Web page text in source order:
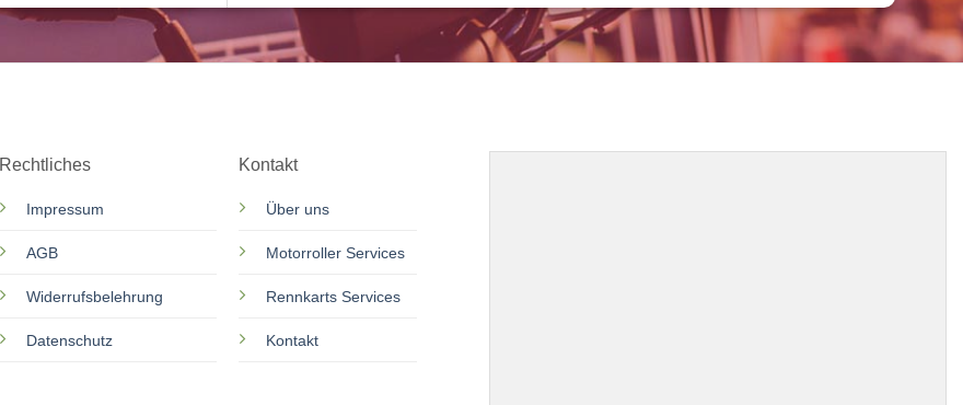
Rechtliches
Impressum
AGB
Widerrufsbelehrung
Datenschutz
Kontakt
Über uns
Motorroller Services
Rennkarts Services
Kontakt